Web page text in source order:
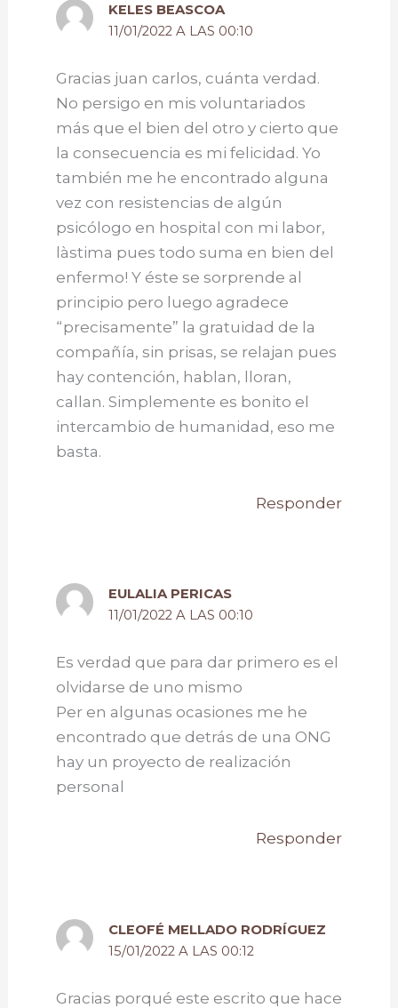
KELES BEASCOA
11/01/2022 A LAS 00:10
Gracias juan carlos, cuánta verdad.
No persigo en mis voluntariados
más que el bien del otro y cierto que
la consecuencia es mi felicidad. Yo
también me he encontrado alguna
vez con resistencias de algún
psicólogo en hospital con mi labor,
làstima pues todo suma en bien del
enfermo! Y éste se sorprende al
principio pero luego agradece
“precisamente” la gratuidad de la
compañía, sin prisas, se relajan pues
hay contención, hablan, lloran,
callan. Simplemente es bonito el
intercambio de humanidad, eso me
basta.
Responder
EULALIA PERICAS
11/01/2022 A LAS 00:10
Es verdad que para dar primero es el
olvidarse de uno mismo
Per en algunas ocasiones me he
encontrado que detrás de una ONG
hay un proyecto de realización
personal
Responder
CLEOFÉ MELLADO RODRÍGUEZ
15/01/2022 A LAS 00:12
Gracias porqué este escrito que hace